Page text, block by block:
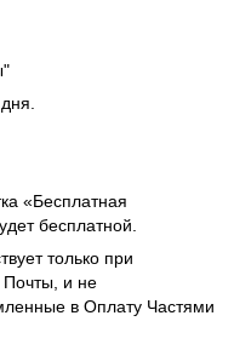
«Бесплатная
бесплатной.
только при
Почты, и не
в Оплату Частями